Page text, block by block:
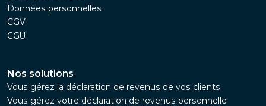
Données personnelles
CGV
CGU
Nos solutions
Vous gérez la déclaration de revenus de vos clients
Vous gérez votre déclaration de revenus personnelle